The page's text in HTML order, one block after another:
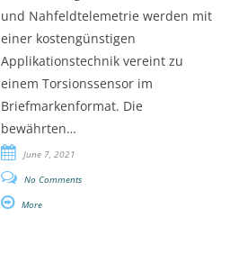
und Nahfeldtelemetrie werden mit
einer kostengünstigen
Applikationstechnik vereint zu
einem Torsionssensor im
Briefmarkenformat. Die
bewährten…
June 7, 2021
No Comments
More